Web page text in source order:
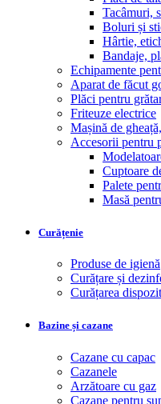
Tacâmuri,
Boluri și
Hârtie,
Bandaje,
Echipamente
Aparat de făcut
Plăci pentru
Friteuze electrice
Mașină de
Accesorii pentru
Cuptoare
Palete
Masă
Curățenie
Produse de igienă
Curățare și
Curățarea
Bazine și cazane
Cazane cu capac
Cazanele
Arzătoare cu gaz
Cazane pentru